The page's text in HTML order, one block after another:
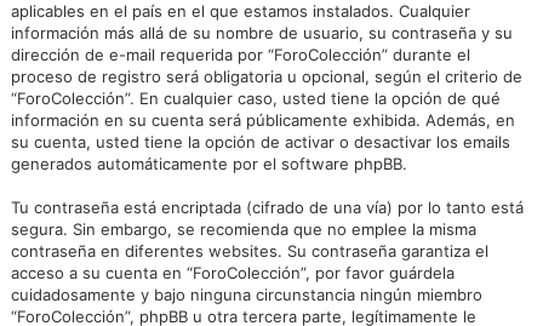
aplicables en el país en el que estamos instalados. Cualquier
información más allá de su nombre de usuario, su contraseña y su
dirección de e-mail requerida por “ForoColección” durante el
proceso de registro será obligatoria u opcional, según el criterio de
“ForoColección”. En cualquier caso, usted tiene la opción de qué
información en su cuenta será públicamente exhibida. Además, en
su cuenta, usted tiene la opción de activar o desactivar los emails
generados automáticamente por el software phpBB.
Tu contraseña está encriptada (cifrado de una vía) por lo tanto está
segura. Sin embargo, se recomienda que no emplee la misma
contraseña en diferentes websites. Su contraseña garantiza el
acceso a su cuenta en “ForoColección”, por favor guárdela
cuidadosamente y bajo ninguna circunstancia ningún miembro
“ForoColección”, phpBB u otra tercera parte, legítimamente le